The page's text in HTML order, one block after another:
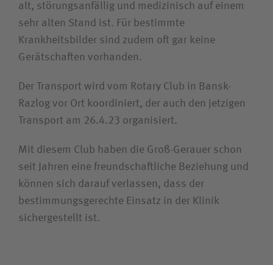
alt, störungsanfällig und medizinisch auf einem
sehr alten Stand ist. Für bestimmte
Krankheitsbilder sind zudem oft gar keine
Gerätschaften vorhanden.
Der Transport wird vom Rotary Club in Bansk-
Razlog vor Ort koordiniert, der auch den jetzigen
Transport am 26.4.23 organisiert.
Mit diesem Club haben die Groß-Gerauer schon
seit Jahren eine freundschaftliche Beziehung und
können sich darauf verlassen, dass der
bestimmungsgerechte Einsatz in der Klinik
sichergestellt ist.